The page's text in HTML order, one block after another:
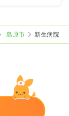
島原市
新生病院